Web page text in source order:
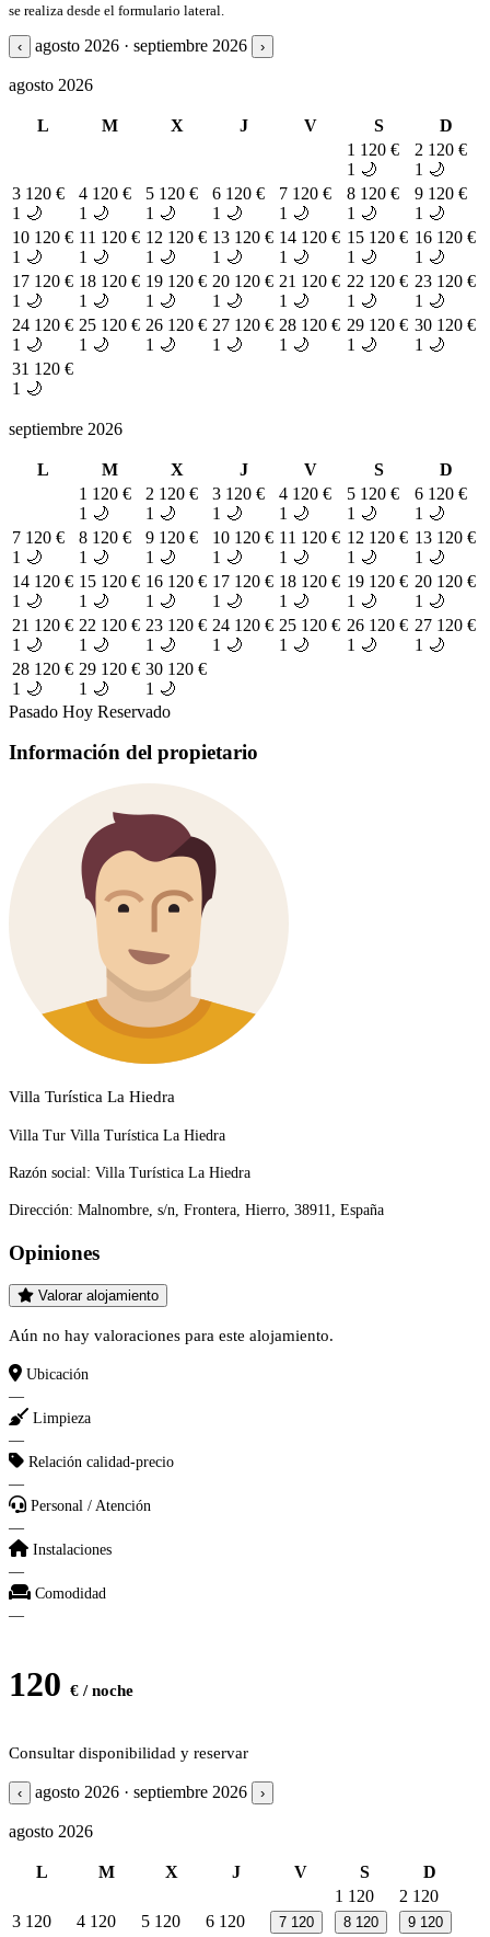
se realiza desde el formulario lateral.
‹ agosto 2026 · septiembre 2026 ›
agosto 2026
L M X J V S
D
1 120 €
1 🌙
2 120 €
1 🌙
3 120 €
1 🌙
4 120 €
1 🌙
5 120 €
1 🌙
6 120 €
1 🌙
7 120 €
1 🌙
8 120 €
1 🌙
9 120 €
1 🌙
10 120 €
1 🌙
11 120 €
1 🌙
12 120 €
1 🌙
13 120 €
1 🌙
14 120 €
1 🌙
15 120 €
1 🌙
16 120 €
1 🌙
17 120 €
1 🌙
18 120 €
1 🌙
19 120 €
1 🌙
20 120 €
1 🌙
21 120 €
1 🌙
22 120 €
1 🌙
23 120 €
1 🌙
24 120 €
1 🌙
25 120 €
1 🌙
26 120 €
1 🌙
27 120 €
1 🌙
28 120 €
1 🌙
29 120 €
1 🌙
30 120 €
1 🌙
31 120 €
1 🌙
septiembre 2026
L M X J V S
D
1 120 €
1 🌙
2 120 €
1 🌙
3 120 €
1 🌙
4 120 €
1 🌙
5 120 €
1 🌙
6 120 €
1 🌙
7 120 €
1 🌙
8 120 €
1 🌙
9 120 €
1 🌙
10 120 €
1 🌙
11 120 €
1 🌙
12 120 €
1 🌙
13 120 €
1 🌙
14 120 €
1 🌙
15 120 €
1 🌙
16 120 €
1 🌙
17 120 €
1 🌙
18 120 €
1 🌙
19 120 €
1 🌙
20 120 €
1 🌙
21 120 €
1 🌙
22 120 €
1 🌙
23 120 €
1 🌙
24 120 €
1 🌙
25 120 €
1 🌙
26 120 €
1 🌙
27 120 €
1 🌙
28 120 €
1 🌙
29 120 €
1 🌙
30 120 €
1 🌙
Pasado Hoy Reservado
Información del propietario
Villa Turística La Hiedra
Villa Tur Villa Turística La Hiedra
Razón social: Villa Turística La Hiedra
Dirección: Malnombre, s/n, Frontera, Hierro, 38911, España
Opiniones
Valorar alojamiento
Aún no hay valoraciones para este alojamiento.
Ubicación
—
Limpieza
—
Relación calidad-precio
—
Personal / Atención
—
Instalaciones
—
Comodidad
—
120 € / noche
Consultar disponibilidad y reservar
‹ agosto 2026 · septiembre 2026 ›
agosto 2026
L M X J V S
D
1 120 2 120
3 120 4 120 5 120 6 120 7 120 8 120 9 120